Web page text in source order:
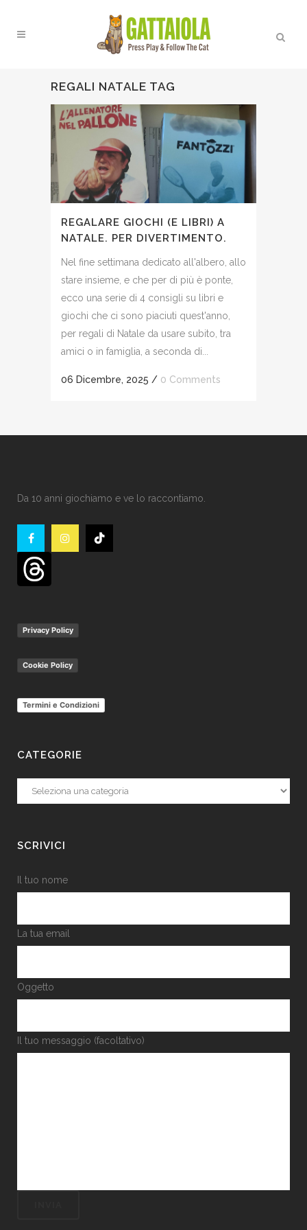
REGALI NATALE TAG
REGALARE GIOCHI (E LIBRI) A
NATALE. PER DIVERTIMENTO.
Nel fine settimana dedicato all'albero, allo
stare insieme, e che per di più è ponte,
ecco una serie di 4 consigli su libri e
giochi che ci sono piaciuti quest'anno,
per regali di Natale da usare subito, tra
amici o in famiglia, a seconda di...
06 Dicembre, 2025 / 0 Comments
Da 10 anni giochiamo e ve lo raccontiamo.
Privacy Policy
Cookie Policy
Termini e Condizioni
CATEGORIE
Categorie
SCRIVICI
Il tuo nome
La tua email
Oggetto
Il tuo messaggio (facoltativo)